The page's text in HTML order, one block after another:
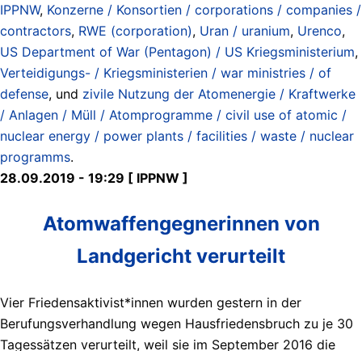
IPPNW, Konzerne / Konsortien / corporations / companies /
contractors, RWE (corporation), Uran / uranium, Urenco,
US Department of War (Pentagon) / US Kriegsministerium,
Verteidigungs- / Kriegsministerien / war ministries / of
defense, und zivile Nutzung der Atomenergie / Kraftwerke
/ Anlagen / Müll / Atomprogramme / civil use of atomic /
nuclear energy / power plants / facilities / waste / nuclear
programms.
28.09.2019 - 19:29 [ IPPNW ]
Atomwaffengegnerinnen von
Landgericht verurteilt
Vier Friedensaktivist*innen wurden gestern in der
Berufungsverhandlung wegen Hausfriedensbruch zu je 30
Tagessätzen verurteilt, weil sie im September 2016 die